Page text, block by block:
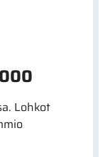
Lohkot